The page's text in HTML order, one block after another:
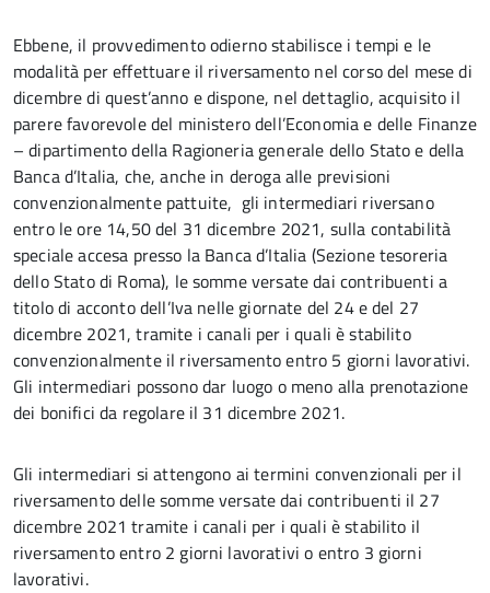
Ebbene, il provvedimento odierno stabilisce i tempi e le
modalità per effettuare il riversamento nel corso del mese di
dicembre di quest’anno e dispone, nel dettaglio, acquisito il
parere favorevole del ministero dell’Economia e delle Finanze
– dipartimento della Ragioneria generale dello Stato e della
Banca d’Italia, che, anche in deroga alle previsioni
convenzionalmente pattuite, gli intermediari riversano
entro le ore 14,50 del 31 dicembre 2021, sulla contabilità
speciale accesa presso la Banca d’Italia (Sezione tesoreria
dello Stato di Roma), le somme versate dai contribuenti a
titolo di acconto dell’Iva nelle giornate del 24 e del 27
dicembre 2021, tramite i canali per i quali è stabilito
convenzionalmente il riversamento entro 5 giorni lavorativi.
Gli intermediari possono dar luogo o meno alla prenotazione
dei bonifici da regolare il 31 dicembre 2021.
Gli intermediari si attengono ai termini convenzionali per il
riversamento delle somme versate dai contribuenti il 27
dicembre 2021 tramite i canali per i quali è stabilito il
riversamento entro 2 giorni lavorativi o entro 3 giorni
lavorativi.